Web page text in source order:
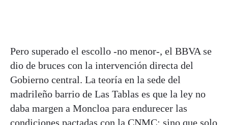
Pero superado el escollo -no menor-, el BBVA se
dio de bruces con la intervención directa del
Gobierno central. La teoría en la sede del
madrileño barrio de Las Tablas es que la ley no
daba margen a Moncloa para endurecer las
condiciones pactadas con la CNMC; sino que solo